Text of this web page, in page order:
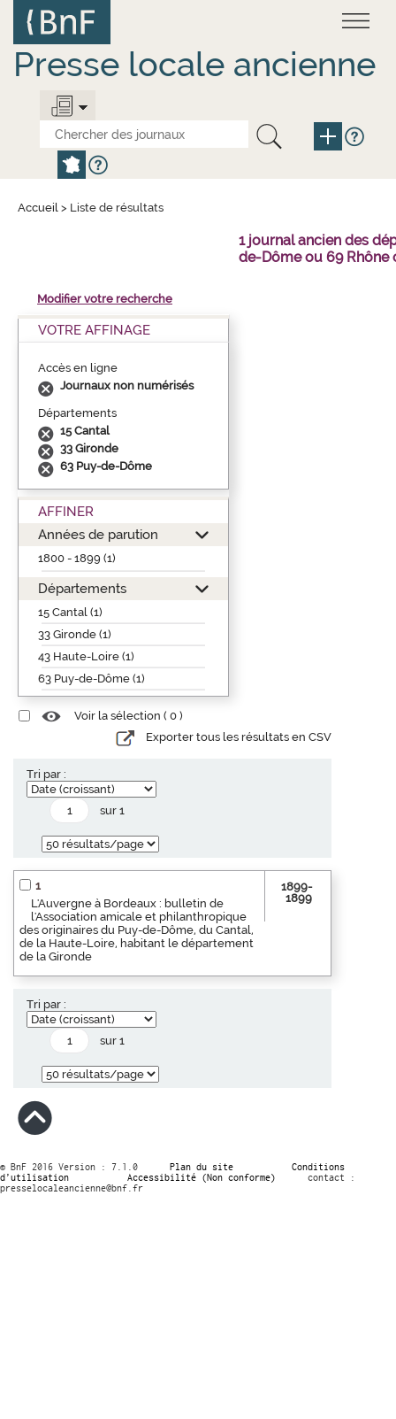
contenu
principal
Presse locale ancienne
Accueil > Liste de résultats
1 journal ancien des
de-Dôme ou 69 Rhône
Modifier votre recherche
VOTRE AFFINAGE
Accès en ligne
Journaux non numérisés
Départements
15 Cantal
33 Gironde
63 Puy-de-Dôme
AFFINER
Années de parution
1800 - 1899 (1)
Départements
15 Cantal (1)
33 Gironde (1)
43 Haute-Loire (1)
63 Puy-de-Dôme (1)
Voir la sélection ( 0 )
Exporter tous les résultats en CSV
Tri par :
sur 1
1
L'Auvergne à Bordeaux : bulletin de
l'Association amicale et philanthropique
des originaires du Puy-de-Dôme, du Cantal,
de la Haute-Loire, habitant le département
de la Gironde
1899-
1899
Tri par :
sur 1
© BnF 2016 Version : 7.1.0 Plan du site
Conditions
d’utilisation
Accessibilité (Non conforme)
contact :
presselocaleancienne@bnf.fr
Panneau de gestion des cookies